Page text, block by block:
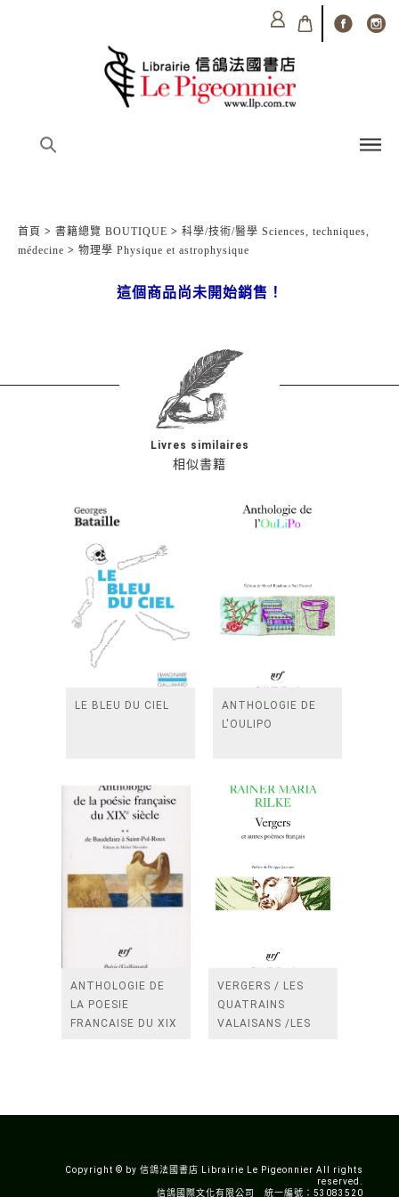
首頁 > 書籍總覽 BOUTIQUE > 科學/技術/醫學 Sciences, techniques,
médecine > 物理學 Physique et astrophysique
這個商品尚未開始銷售！
相似書籍
Livres similaires
LE BLEU DU CIEL
ANTHOLOGIE DE
L'OULIPO
ANTHOLOGIE DE
LA POESIE
FRANCAISE DU XIX
VERGERS / LES
QUATRAINS
VALAISANS /LES
Copyright © by 信鴿法國書店 Librairie Le Pigeonnier All rights
reserved.
信鴿國際文化有限公司 統一編號：53083520